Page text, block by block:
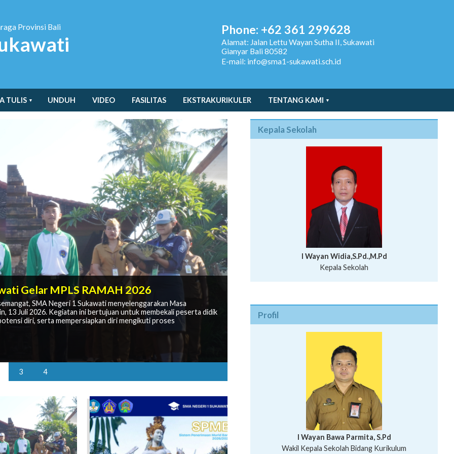
Provinsi Bali Phone: +62 361 299628
Alamat: Jalan Lettu Wayan Sutha II, Sukawati
Gianyar Bali 80582
E-mail: info@sma1-sukawati.sch.id
TULIS UNDUH VIDEO FASILITAS EKSTRAKURIKULER TENTANG KAMI
Semangat Kebersamaan
1 Sukawati yang dilaksanakan pada Jumat, 17 Juli 2026.
membangun semangat berprestasi dan karakter unggul di
Gelar MPLS RAMAH 2026
SMA Negeri 1 Sukawati menyelenggarakan Masa
13 Juli 2026. Kegiatan ini bertujuan untuk membekali peserta didik
diri, serta mempersiapkan diri mengikuti proses
1 Sukawati
dinyatakan diterima melalui Sistem Penerimaan Murid Baru
Kembali Bersekolah untuk Meraih Masa
SMA membuka kesempatan bagi masyarakat untuk melanjutkan
1 Sukawati sebagai sekolah induk penyelenggara di Provinsi
3 4
Kepala Sekolah
I Wayan Widia,S.Pd.,M.Pd
Kepala Sekolah
Profil
I Wayan Bawa Parmita, S.Pd
Wakil Kepala Sekolah Bidang Kurikulum
I Wayan Gede Aditya Pratita, S.Pd., M.Sn
Ni Wayan Nopi Sutantri, S.Pd.